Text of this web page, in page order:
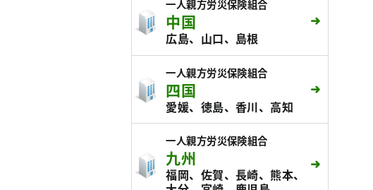
一人親方労災保険組合
中国
広島、山口、島根
一人親方労災保険組合
四国
愛媛、徳島、香川、高知
一人親方労災保険組合
九州
福岡、佐賀、長崎、熊本、